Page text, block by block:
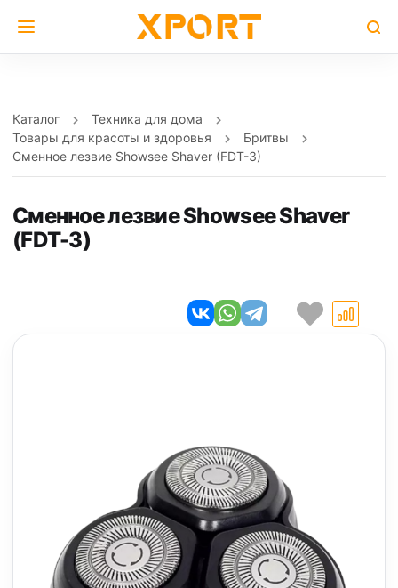
Каталог
Техника для дома
Товары для красоты и здоровья
Бритвы
Сменное лезвие Showsee Shaver (FDT-3)
Сменное лезвие Showsee Shaver
(FDT-3)